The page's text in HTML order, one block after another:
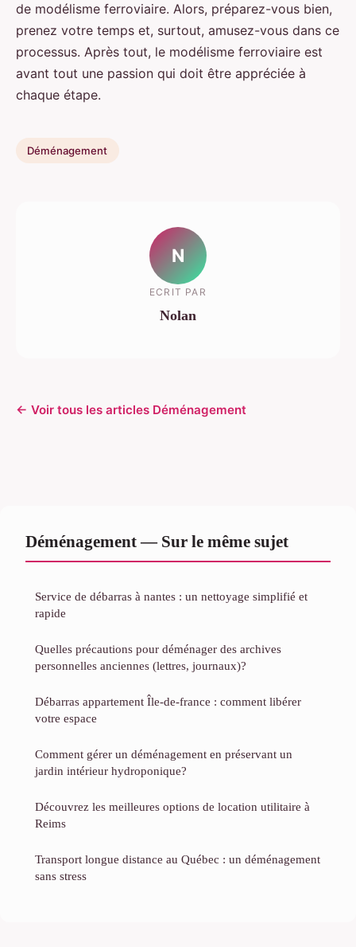
de modélisme ferroviaire. Alors, préparez-vous bien,
prenez votre temps et, surtout, amusez-vous dans ce
processus. Après tout, le modélisme ferroviaire est
avant tout une passion qui doit être appréciée à
chaque étape.
Déménagement
N
ECRIT PAR
Nolan
← Voir tous les articles Déménagement
Déménagement — Sur le même sujet
Service de débarras à nantes : un nettoyage simplifié et
rapide
Quelles précautions pour déménager des archives
personnelles anciennes (lettres, journaux)?
Débarras appartement Île-de-france : comment libérer
votre espace
Comment gérer un déménagement en préservant un
jardin intérieur hydroponique?
Découvrez les meilleures options de location utilitaire à
Reims
Transport longue distance au Québec : un déménagement
sans stress